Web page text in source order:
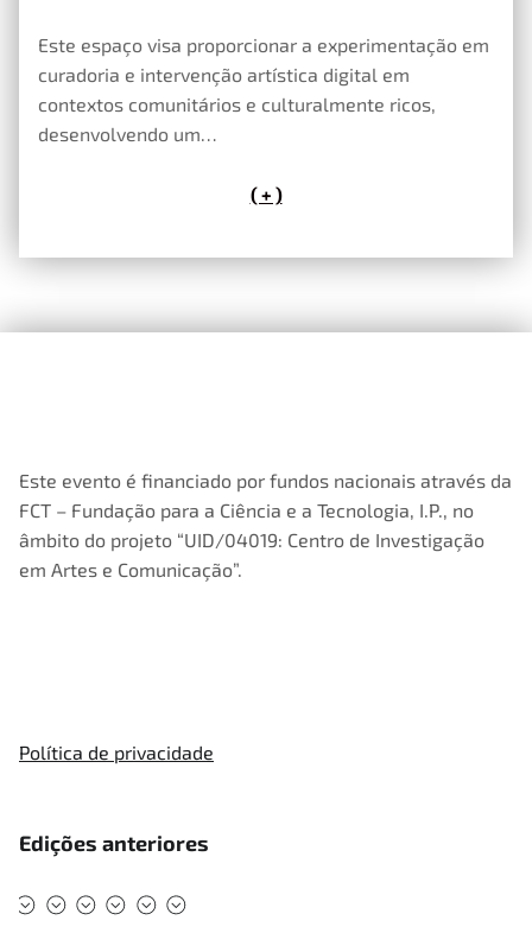
Este espaço visa proporcionar a experimentação em
curadoria e intervenção artística digital em
contextos comunitários e culturalmente ricos,
desenvolvendo um…
( + )
Este evento é financiado por fundos nacionais através da
FCT – Fundação para a Ciência e a Tecnologia, I.P., no
âmbito do projeto “UID/04019: Centro de Investigação
em Artes e Comunicação”.
Política de privacidade
Edições anteriores
#DMAD2025
#DMAD2024
#DMAD2023
#DMAD2022
#DMAD2020
#DMAD2019